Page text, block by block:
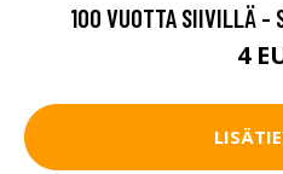
100 VUOTTA SIIVILLÄ -
4